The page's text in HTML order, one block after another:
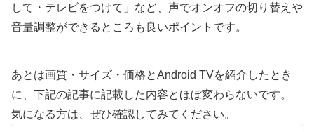
して・テレビをつけて」など、声でオンオフの切り替えや
音量調整ができるところも良いポイントです。
あとは画質・サイズ・価格とAndroid TVを紹介したとき
に、下記の記事に記載した内容とほぼ変わらないです。
気になる方は、ぜひ確認してみてください。